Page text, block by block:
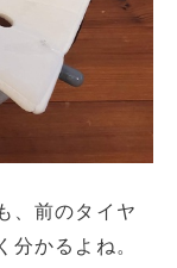
、前のタイヤ
分かるよね。